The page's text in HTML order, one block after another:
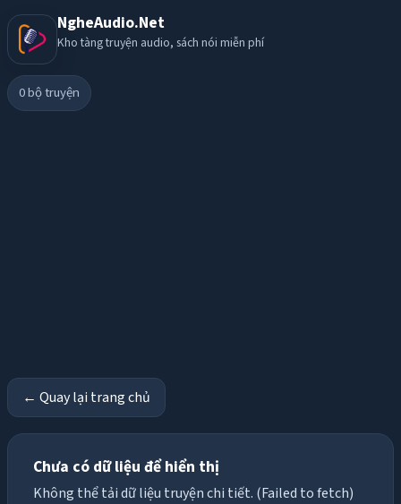
NgheAudio.Net
Kho tàng truyện audio, sách nói miễn phí
0bộ truyện
← Quay lại trang chủ
Chưa có dữ liệu để hiển thị
Không thể tải dữ liệu truyện chi tiết. (Failed to fetch)